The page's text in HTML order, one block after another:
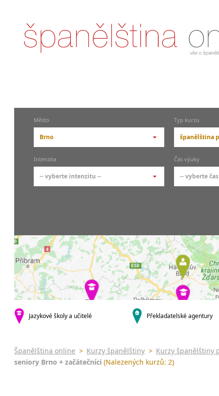
Město
Brno
-- vyberte město --
pražské městské části
Praha 10
krajská města
Brno
Plzeň
Liberec
Olomouc
malá města podle abecedy
Most
Sedlčany
Typ kurzu
španělština
-- vyberte
kurzy s
Online
Letní
Intenzita
-- vyberte intenzitu --
20 a více hodin týdně
Čas výuky
-- vyberte
Večerní
Noční
Jazykové školy a učitelé Překladatelské agentury
Španělština online > Kurzy španělštiny > Kurzy španělštiny
seniory Brno + začátečníci (Nalezených kurzů: 2)